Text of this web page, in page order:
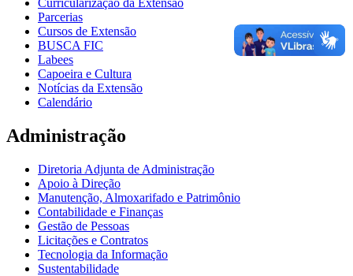
Curricularização da Extensão
Parcerias
Cursos de Extensão
BUSCA FIC
Labees
Capoeira e Cultura
Notícias da Extensão
Calendário
Administração
Diretoria Adjunta de Administração
Apoio à Direção
Manutenção, Almoxarifado e Patrimônio
Contabilidade e Finanças
Gestão de Pessoas
Licitações e Contratos
Tecnologia da Informação
Sustentabilidade